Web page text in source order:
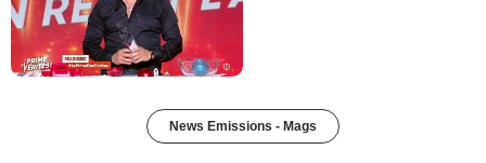
News Emissions - Mags